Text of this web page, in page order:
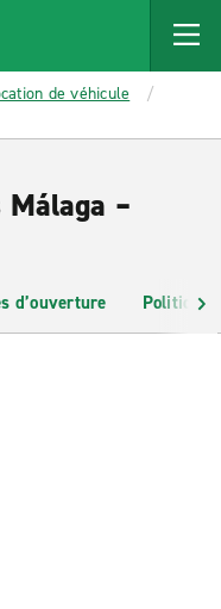
de véhicule
–
d’ouverture Politiques